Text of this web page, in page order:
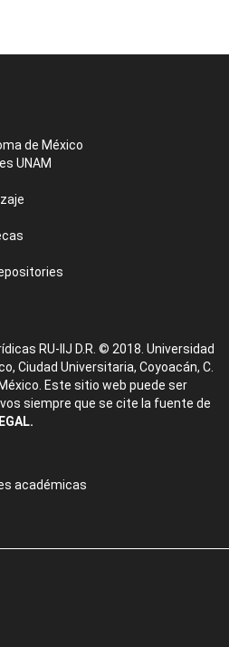
de México
UNAM
RU-IIJ D.R. © 2018. Universidad
Ciudad Universitaria, Coyoacán, C.
Este sitio web puede ser
siempre que se cite la fuente de
académicas